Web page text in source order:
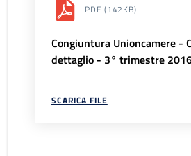
PDF (142KB)
Congiuntura Unioncamere -
dettaglio - 3° trimestre
SCARICA FILE